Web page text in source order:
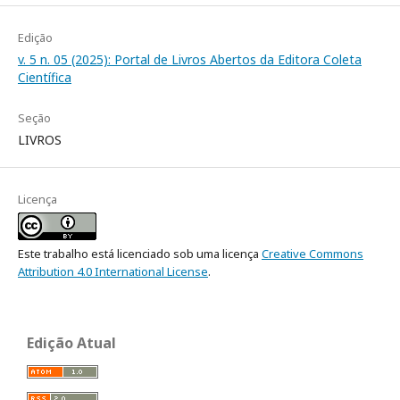
Edição
v. 5 n. 05 (2025): Portal de Livros Abertos da Editora Coleta
Científica
Seção
LIVROS
Licença
Este trabalho está licenciado sob uma licença Creative Commons
Attribution 4.0 International License.
Edição Atual